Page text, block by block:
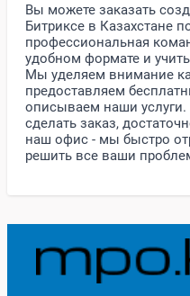
Вы можете заказать
Битриксе в Казахстане
профессиональная
удобном формате и
Мы уделяем внимание
предоставляем
описываем наши
сделать заказ,
наш офис - мы быстро
решить все ваши